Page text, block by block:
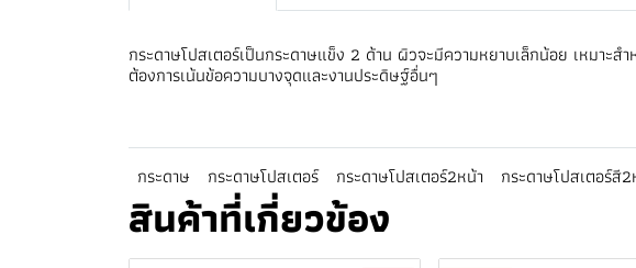
กระดาษโปสเตอร์เป็นกระดาษแข็ง 2 ด้าน ผิวจะมีความหยาบเล็กน้อย เหมาะ
ต้องการเน้นข้อความบางจุดและงานประดิษฐ์อื่นๆ
กระดาษ กระดาษโปสเตอร์ กระดาษโปสเตอร์2หน้า กระดาษโปสเตอร์สี
สินค้าที่เกี่ยวข้อง